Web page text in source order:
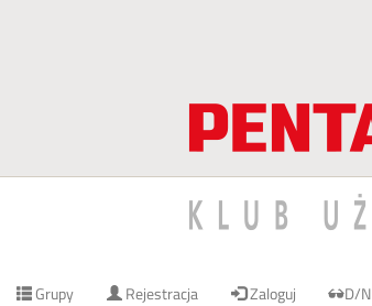
Grupy Rejestracja Zaloguj
D/N